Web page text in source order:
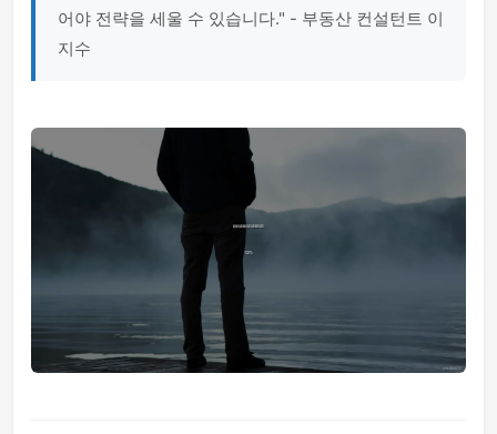
어야 전략을 세울 수 있습니다." - 부동산 컨설턴트 이
지수